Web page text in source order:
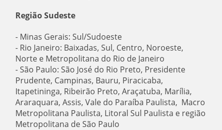
Região Sudeste
- Minas Gerais: Sul/Sudoeste
- Rio Janeiro: Baixadas, Sul, Centro, Noroeste,
Norte e Metropolitana do Rio de Janeiro
- São Paulo: São José do Rio Preto, Presidente
Prudente, Campinas, Bauru, Piracicaba,
Itapetininga, Ribeirão Preto, Araçatuba, Marília,
Araraquara, Assis, Vale do Paraíba Paulista, Macro
Metropolitana Paulista, Litoral Sul Paulista e região
Metropolitana de São Paulo